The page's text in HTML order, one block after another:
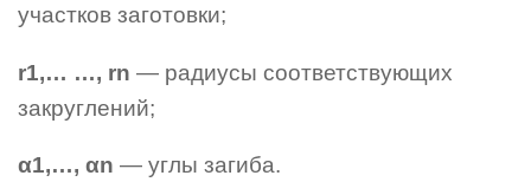
участков заготовки;
r1,… …, rn — радиусы соответствующих
закруглений;
α1,…, αn — углы загиба.